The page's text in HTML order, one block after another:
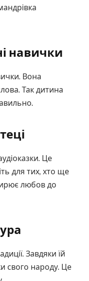
навички
Вона
Так дитина
Це
для тих, хто ще
любов до
Завдяки їй
свого народу. Це